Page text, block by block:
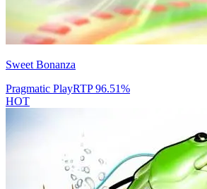
Sweet Bonanza
Pragmatic PlayRTP96.51%
HOT